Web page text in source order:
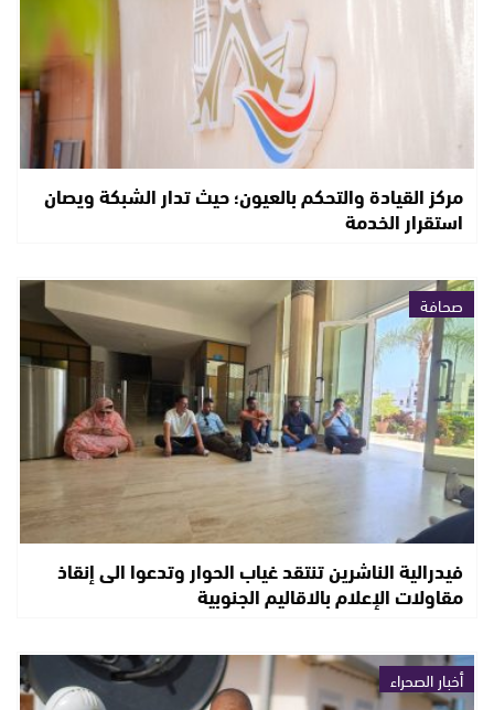
مركز القيادة والتحكم بالعيون؛ حيث تدار الشبكة ويصان
استقرار الخدمة
صحافة
فيدرالية الناشرين تنتقد غياب الحوار وتدعوا الى إنقاذ
مقاولات الإعلام بالاقاليم الجنوبية
أخبار الصحراء